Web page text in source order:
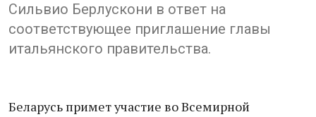
Сильвио Берлускони в ответ на
соответствующее приглашение главы
итальянского правительства.
Беларусь примет участие во Всемирной